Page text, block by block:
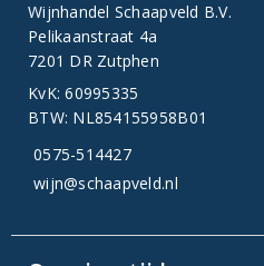
Wijnhandel Schaapveld B.V.
Pelikaanstraat 4a
7201 DR Zutphen
KvK: 60995335
BTW: NL854155958B01
0575-514427
wijn@schaapveld.nl